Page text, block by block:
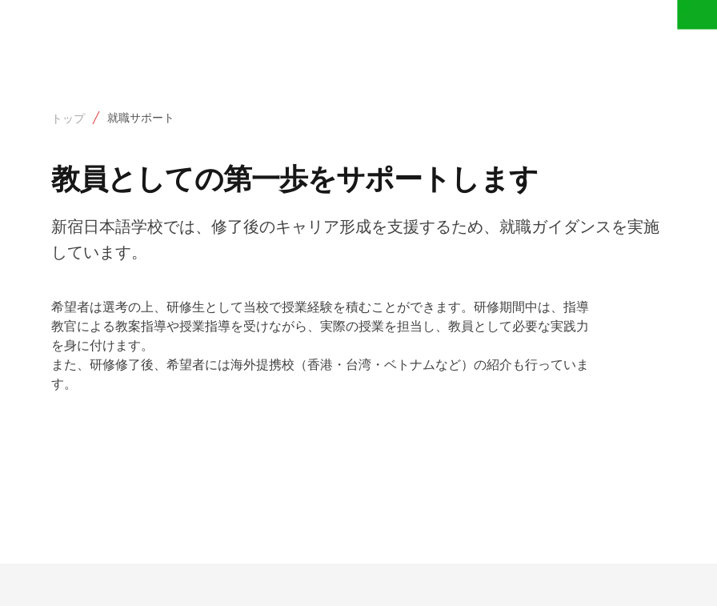
トップ 就職サポート
教員としての第一歩をサポートします
新宿日本語学校では、修了後のキャリア形成を支援するため、就職ガイダンスを実施
しています。
希望者は選考の上、研修生として当校で授業経験を積むことができます。研修期間中は、指導
教官による教案指導や授業指導を受けながら、実際の授業を担当し、教員として必要な実践力
を身に付けます。
また、研修修了後、希望者には海外提携校（香港・台湾・ベトナムなど）の紹介も行っていま
す。